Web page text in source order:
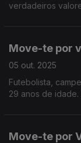
verdadeiros valores do
Move-te por
05 out. 2025
Futebolista,
29 anos de
Move-te por